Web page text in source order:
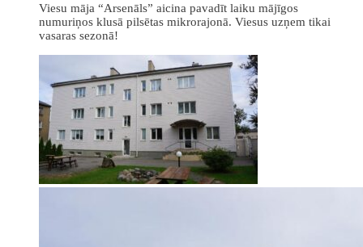
Viesu māja “Arsenāls” aicina pavadīt laiku mājīgos
numuriņos klusā pilsētas mikrorajonā. Viesus uzņem tikai
vasaras sezonā!